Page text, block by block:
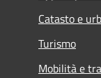
Catasto e
Turismo
Mobilità e